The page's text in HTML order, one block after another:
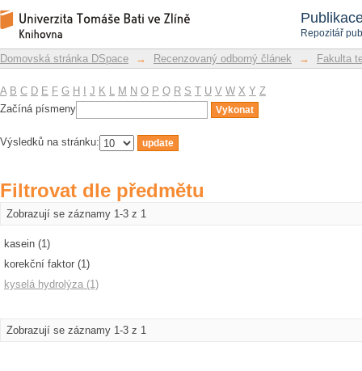
Repozitář
Filtrovat dle předmětu
Repozitář DSpace/Manakin
Domovská stránka DSpace → Recenzovaný odborný článek → Fakulta
A B C D E F G H J K L M N O P Q R S T U V W X Y Z
Začíná písmeny
Výsledků na stránku:
Filtrovat dle předmětu
Zobrazují se záznamy 1-3 z 1
kasein (1)
korekční faktor (1)
kyselá hydrolýza (1)
Zobrazují se záznamy 1-3 z 1